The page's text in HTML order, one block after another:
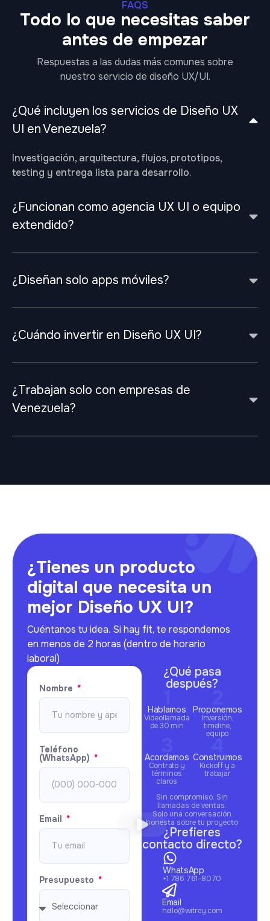
FAQS
Todo lo que necesitas saber
antes de empezar
Respuestas a las dudas más comunes sobre
nuestro servicio de diseño UX/UI.
¿Qué incluyen los servicios de Diseño UX
UI en Venezuela?
Investigación, arquitectura, flujos, prototipos,
testing y entrega lista para desarrollo.
¿Funcionan como agencia UX UI o equipo
extendido?
¿Diseñan solo apps móviles?
¿Cuándo invertir en Diseño UX UI?
¿Trabajan solo con empresas de
Venezuela?
¿Tienes un producto
digital que necesita un
mejor Diseño UX UI?
Cuéntanos tu idea. Si hay fit, te respondemos
en menos de 2 horas (dentro de horario
laboral)
Nombre
Teléfono
(WhatsApp)
Email
Presupuesto
¿Qué pasa
después?
Hablamos
Videollamada
de 30 min
Proponemos
Inversión,
timeline,
equipo
Acordamos
Contrato y
términos
claros
Construimos
Kickoff y a
trabajar
Sin compromiso. Sin
llamadas de ventas.
Solo una conversación
honesta sobre tu proyecto
¿Prefieres
contacto directo?
WhatsApp
+1 786 761-8070
Email
hello@witrey.com